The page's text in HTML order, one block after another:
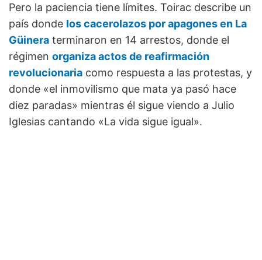
Pero la paciencia tiene límites. Toirac describe un
país donde los cacerolazos por apagones en La
Güinera terminaron en 14 arrestos, donde el
régimen organiza actos de reafirmación
revolucionaria como respuesta a las protestas, y
donde «el inmovilismo que mata ya pasó hace
diez paradas» mientras él sigue viendo a Julio
Iglesias cantando «La vida sigue igual».